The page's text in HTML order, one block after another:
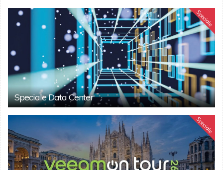
Speciale
Speciale Data Center
Speciale